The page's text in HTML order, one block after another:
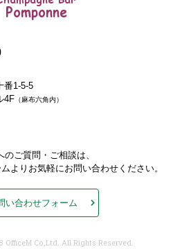
Pomponne
番1-5-5
4F（麻布六角内）
ご質問・ご相談は、
よりお気軽にお問い合わせください。
い合わせフォーム
Co,Ltd. All Rights Reserved.